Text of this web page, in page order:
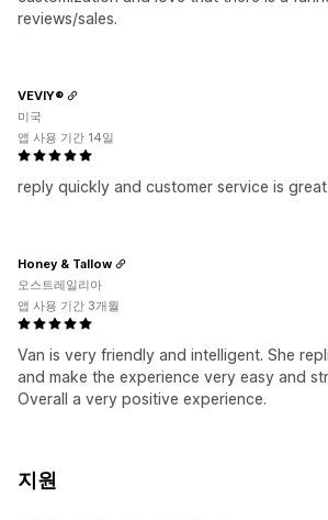
reviews/sales.
reply quickly and customer service is great
VEVIY®
미국
앱 사용 기간 14일
Van is very friendly and intelligent. She
and make the experience very easy and
Overall a very positive experience.
Honey & Tallow
오스트레일리아
앱 사용 기간 3개월
지원